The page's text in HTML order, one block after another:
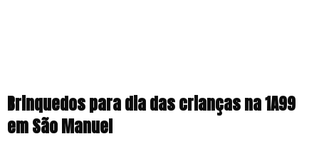
Brinquedos para dia das crianças na 1A99
em São Manuel